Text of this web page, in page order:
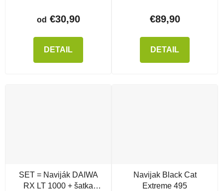
od €30,90
DETAIL
€89,90
DETAIL
SET = Naviják DAIWA
RX LT 1000 + šatka
Navijak Black Cat
Extreme 495